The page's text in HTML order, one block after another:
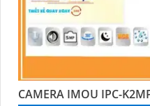
CAMERA IMOU IPC-